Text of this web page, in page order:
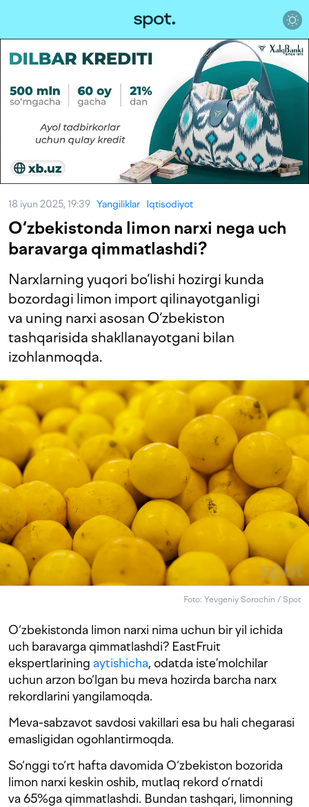
18 iyun 2025, 19:39 Yangiliklar Iqtisodiyot
O‘zbekistonda limon narxi nega uch
baravarga qimmatlashdi?
Narxlarning yuqori bo‘lishi hozirgi kunda
bozordagi limon import qilinayotganligi
va uning narxi asosan O‘zbekiston
tashqarisida shakllanayotgani bilan
izohlanmoqda.
Foto: Yevgeniy Sorochin / Spot
O‘zbekistonda limon narxi nima uchun bir yil ichida
uch baravarga qimmatlashdi? EastFruit
ekspertlarining aytishicha, odatda iste’molchilar
uchun arzon bo‘lgan bu meva hozirda barcha narx
rekordlarini yangilamoqda.
Meva-sabzavot savdosi vakillari esa bu hali chegarasi
emasligidan ogohlantirmoqda.
So‘nggi to‘rt hafta davomida O‘zbekiston bozorida
limon narxi keskin oshib, mutlaq rekord o‘rnatdi
va 65%ga qimmatlashdi. Bundan tashqari, limonning